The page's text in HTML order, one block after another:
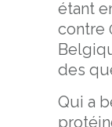
étant
contre
des
Qui a